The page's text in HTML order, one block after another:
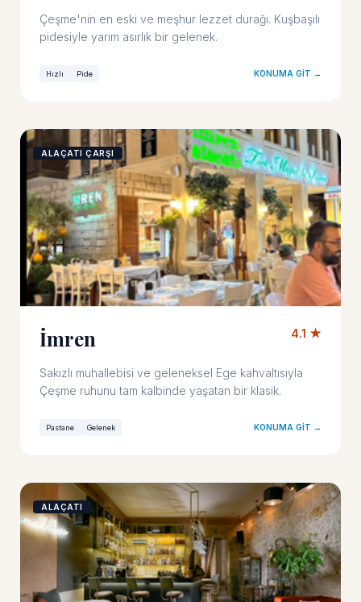
Çeşme'nin en eski ve meşhur lezzet durağı. Kuşbaşılı
pidesiyle yarım asırlık bir gelenek.
Hızlı Pide KONUMA GIT →
ALAÇATI ÇARŞI
İmren 4.1 ★
Sakızlı muhallebisi ve geleneksel Ege kahvaltısıyla
Çeşme ruhunu tam kalbinde yaşatan bir klasik.
Pastane Gelenek KONUMA GIT →
ALAÇATI